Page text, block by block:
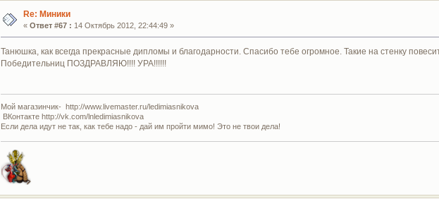
Re: Миники
« Ответ #67 : 14 Октябрь 2012, 22:44:49 »
Танюшка, как всегда прекрасные дипломы и благодарности. Спасибо тебе огромное. Такие на стенку
Победительниц ПОЗДРАВЛЯЮ!!!! УРА!!!!!!
Мой магазинчик- http://www.livemaster.ru/ledimiasnikova
ВКонтакте http://vk.com/lnledimiasnikova
Если дела идут не так, как тебе надо - дай им пройти мимо! Это не твои дела!